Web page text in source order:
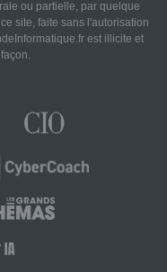
ou partielle, par quelque
site, faite sans l'autorisation
est illicite et